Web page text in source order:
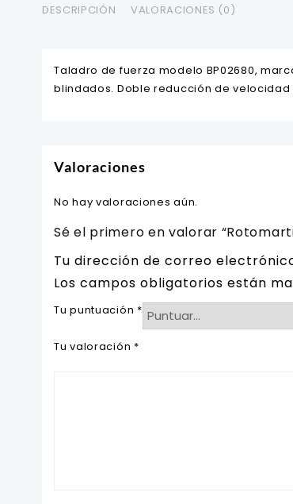
DESCRIPCIÓN VALORACIONES (0)
Taladro de fuerza modelo BP02680,
blindados. Doble reducción de
Valoraciones
No hay valoraciones aún.
Sé el primero en valorar
Tu dirección de correo
Los campos obligatorios están
Tu puntuación *
Tu valoración *